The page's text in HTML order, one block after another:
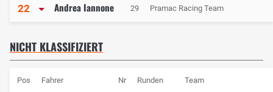
22 Andrea Iannone 29 Pramac Racing Team
NICHT KLASSIFIZIERT
Pos Fahrer Nr Runden Team